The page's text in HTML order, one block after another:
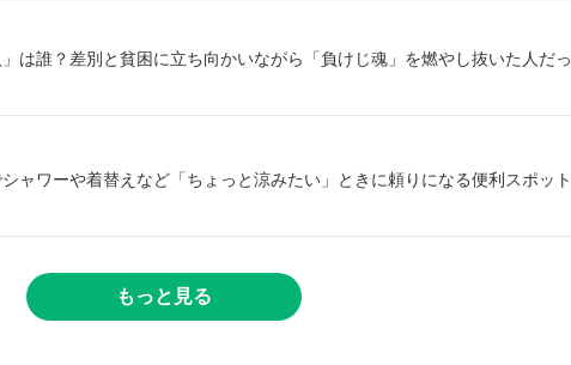
は誰？差別と貧困に立ち向かいながら「負けじ魂」を燃やし抜いた人だっ
ャワーや着替えなど「ちょっと涼みたい」ときに頼りになる便利スポット
もっと見る